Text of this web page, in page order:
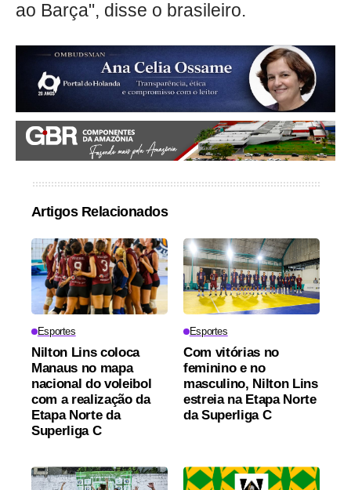
ao Barça", disse o brasileiro.
Artigos Relacionados
Esportes
Nilton Lins coloca
Manaus no mapa
nacional do voleibol
com a realização da
Etapa Norte da
Superliga C
Esportes
Com vitórias no
feminino e no
masculino, Nilton Lins
estreia na Etapa Norte
da Superliga C